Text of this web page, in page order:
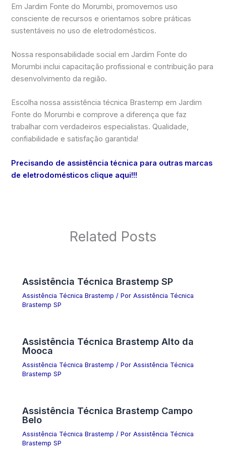
Em Jardim Fonte do Morumbi, promovemos uso
consciente de recursos e orientamos sobre práticas
sustentáveis no uso de eletrodomésticos.
Nossa responsabilidade social em Jardim Fonte do
Morumbi inclui capacitação profissional e contribuição para
desenvolvimento da região.
Escolha nossa assistência técnica Brastemp em Jardim
Fonte do Morumbi e comprove a diferença que faz
trabalhar com verdadeiros especialistas. Qualidade,
confiabilidade e satisfação garantida!
Precisando de assistência técnica para outras marcas
de eletrodomésticos clique aqui!!!
Related Posts
Assistência Técnica Brastemp SP
Assistência Técnica Brastemp / PorAssistência Técnica
Brastemp SP
Assistência Técnica Brastemp Alto da
Mooca
Assistência Técnica Brastemp / PorAssistência Técnica
Brastemp SP
Assistência Técnica Brastemp Campo
Belo
Assistência Técnica Brastemp / PorAssistência Técnica
Brastemp SP